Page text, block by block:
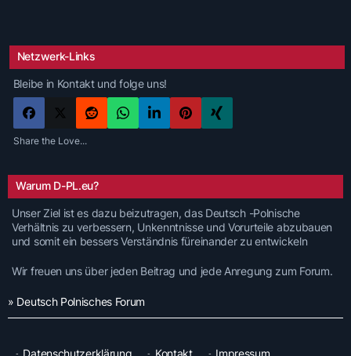
Netzwerk-Links
Bleibe in Kontakt und folge uns!
Share the Love...
Warum D-PL.eu?
Unser Ziel ist es dazu beizutragen, das Deutsch -Polnische
Verhältnis zu verbessern, Unkenntnisse und Vorurteile abzubauen
und somit ein bessers Verständnis füreinander zu entwickeln
Wir freuen uns über jeden Beitrag und jede Anregung zum Forum.
» Deutsch Polnisches Forum